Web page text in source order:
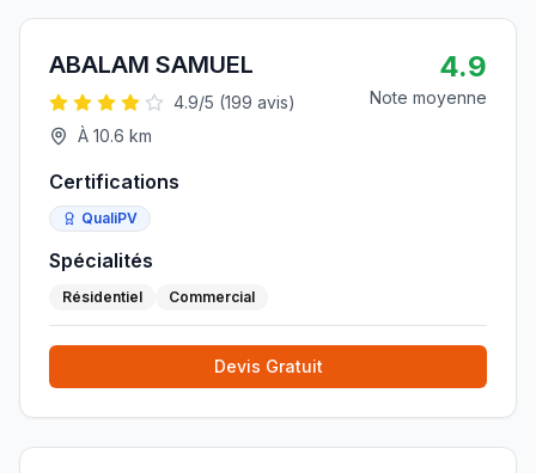
ABALAM SAMUEL
4.9/5 (199 avis)
À 10.6 km
4.9
Note moyenne
Certifications
QualiPV
Spécialités
Résidentiel Commercial
Devis Gratuit